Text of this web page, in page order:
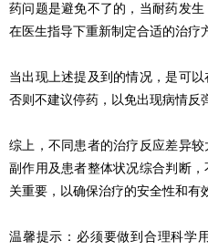
药问题是避免不了的，当耐药发
在医生指导下重新制定合适的治疗
当出现上述提及到的情况，是可
否则不建议停药，以免出现病情反
综上，不同患者的治疗反应差异较
副作用及患者整体状况综合判断
关重要，以确保治疗的安全性和有
温馨提示：必须要做到合理科学